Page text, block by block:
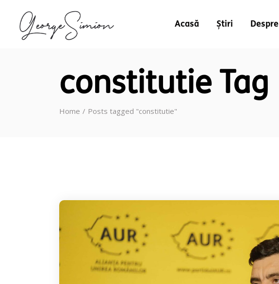
Acasă Știri Despre
constitutie Tag
Home Posts tagged "constitutie"